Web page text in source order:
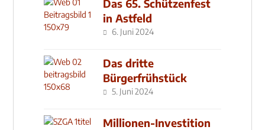
Das 65. Schützenfest
in Astfeld
6. Juni 2024
Das dritte
Bürgerfrühstück
5. Juni 2024
Millionen-Investition